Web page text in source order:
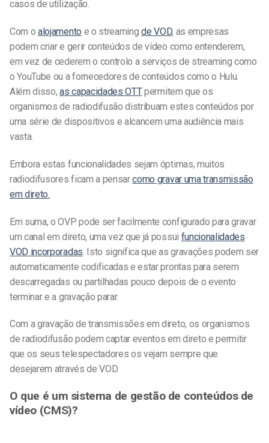
casos de utilização.
Com oalojamento e o streamingde VOD, as empresas
podem criar e gerir conteúdos de vídeo como entenderem,
em vez de cederem o controlo a serviços de streaming como
o YouTube ou a fornecedores de conteúdos como o Hulu.
Além disso,as capacidades OTTpermitem que os
organismos de radiodifusão distribuam estes conteúdos por
uma série de dispositivos e alcancem uma audiência mais
vasta.
Embora estas funcionalidades sejam óptimas, muitos
radiodifusores ficam a pensarcomo gravar uma transmissão
em direto.
Em suma, o OVP pode ser facilmente configurado para gravar
um canal em direto, uma vez que já possui funcionalidades
VOD incorporadas . Isto significa que as gravações podem ser
automaticamente codificadas e estar prontas para serem
descarregadas ou partilhadas pouco depois de o evento
terminar e a gravação parar.
Com a gravação de transmissões em direto, os organismos
de radiodifusão podem captar eventos em direto e permitir
que os seus telespectadores os vejam sempre que
desejarem através de VOD.
O que é um sistema de gestão de conteúdos de
vídeo (CMS)?